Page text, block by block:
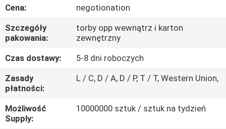
KONTROLA
JAKOŚCI
SKONTAKTUJ
SIĘ
Z
NAMI
Cena:
negotionation
Szczegóły
pakowania:
torby opp wewnątrz i karton
zewnętrzny
Czas dostawy:
5-8 dni roboczych
Zasady
płatności:
L / C, D / A, D / P, T / T, Western Union,
Możliwość
Supply:
10000000 sztuk / sztuk na tydzień